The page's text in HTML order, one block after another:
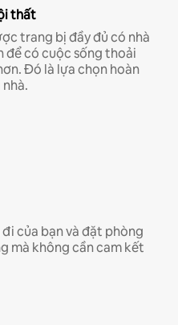
thất
trang bị đầy đủ có nhà
để có cuộc sống thoải
Đó là lựa chọn hoàn
của bạn và đặt phòng
mà không cần cam kết